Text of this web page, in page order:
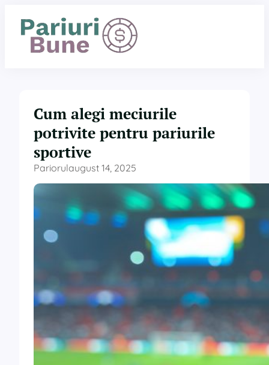
conținut
Cum alegi meciurile
potrivite pentru pariurile
sportive
Pariorulaugust 14, 2025